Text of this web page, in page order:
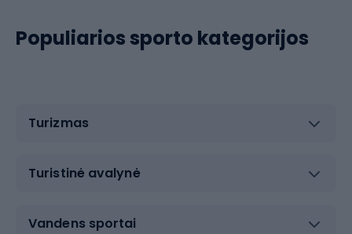
Populiarios sporto kategorijos
Turizmas
Turistinė avalynė
Vandens sportai